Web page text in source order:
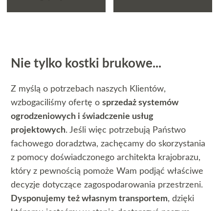
Nie tylko kostki brukowe...
Z myślą o potrzebach naszych Klientów,
wzbogaciliśmy ofertę osprzedaż systemów
ogrodzeniowych i świadczenie usług
projektowych. Jeśli więc potrzebują Państwo
fachowego doradztwa, zachęcamy do skorzystania
z pomocy doświadczonego architekta krajobrazu,
który z pewnością pomoże Wam podjąć właściwe
decyzje dotyczące zagospodarowania przestrzeni.
Dysponujemy też własnym transportem, dzięki